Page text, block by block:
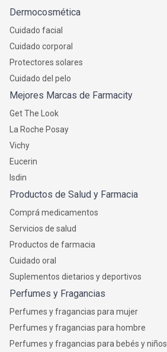
Dermocosmética
Cuidado facial
Cuidado corporal
Protectores solares
Cuidado del pelo
Mejores Marcas de Farmacity
Get The Look
La Roche Posay
Vichy
Eucerin
Isdin
Productos de Salud y Farmacia
Comprá medicamentos
Servicios de salud
Productos de farmacia
Cuidado oral
Suplementos dietarios y deportivos
Perfumes y Fragancias
Perfumes y fragancias para mujer
Perfumes y fragancias para hombre
Perfumes y fragancias para bebés y niños